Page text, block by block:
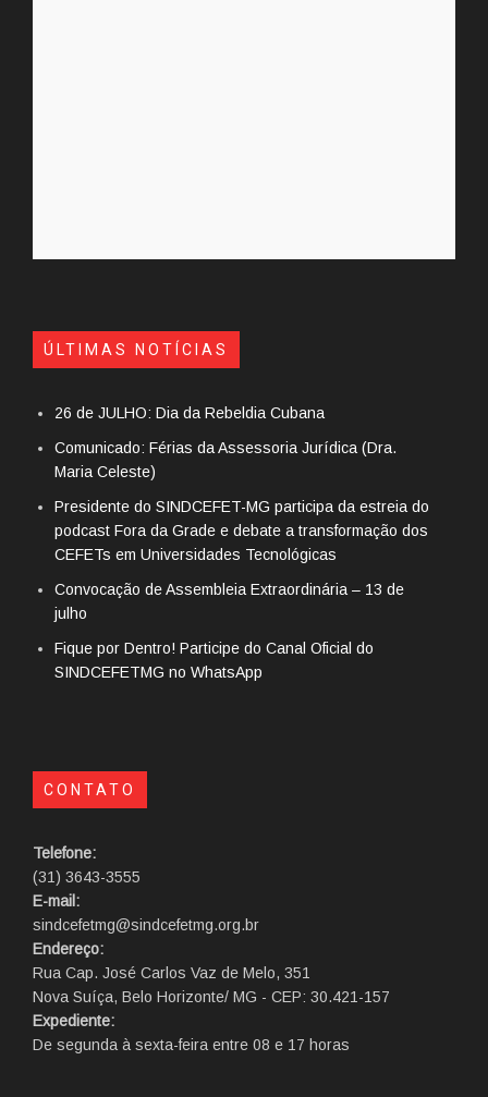
ÚLTIMAS NOTÍCIAS
26 de JULHO: Dia da Rebeldia Cubana
Comunicado: Férias da Assessoria Jurídica (Dra.
Maria Celeste)
Presidente do SINDCEFET-MG participa da estreia do
podcast Fora da Grade e debate a transformação dos
CEFETs em Universidades Tecnológicas
Convocação de Assembleia Extraordinária – 13 de
julho
Fique por Dentro! Participe do Canal Oficial do
SINDCEFETMG no WhatsApp
CONTATO
Telefone:
(31) 3643-3555
E-mail:
sindcefetmg@sindcefetmg.org.br
Endereço:
Rua Cap. José Carlos Vaz de Melo, 351
Nova Suíça, Belo Horizonte/ MG - CEP: 30.421-157
Expediente:
De segunda à sexta-feira entre 08 e 17 horas